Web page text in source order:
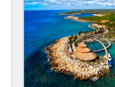
Xplor, en el
Chetumal – Puerto
Se encuentra a poco
sólo 6 kilómetros de